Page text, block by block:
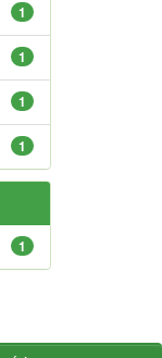
1
1
1
1
1